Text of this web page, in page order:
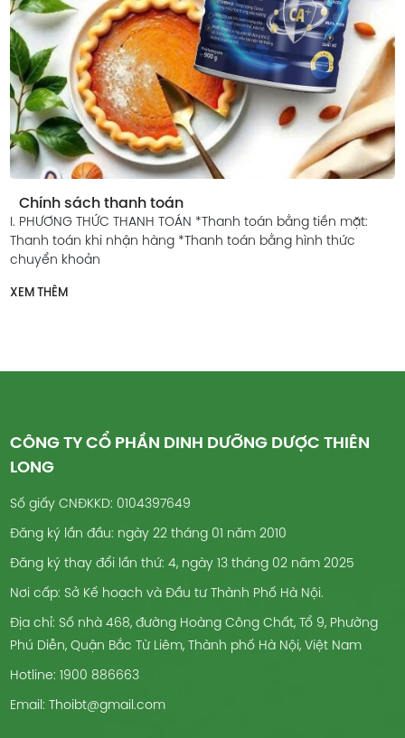
Chính sách thanh toán
I. PHƯƠNG THỨC THANH TOÁN *Thanh toán bằng tiền mặt:
Thanh toán khi nhận hàng *Thanh toán bằng hình thức
chuyển khoản
XEM THÊM
CÔNG TY CỔ PHẦN DINH DƯỠNG DƯỢC THIÊN
LONG
Số giấy CNĐKKD: 0104397649
Đăng ký lần đầu: ngày 22 tháng 01 năm 2010
Đăng ký thay đổi lần thứ: 4, ngày 13 tháng 02 năm 2025
Nơi cấp: Sở Kế hoạch và Đầu tư Thành Phố Hà Nội.
Địa chỉ: Số nhà 468, đường Hoàng Công Chất, Tổ 9, Phường
Phú Diễn, Quận Bắc Từ Liêm, Thành phố Hà Nội, Việt Nam
Hotline: 1900 886663
Email: Thoibt@gmail.com